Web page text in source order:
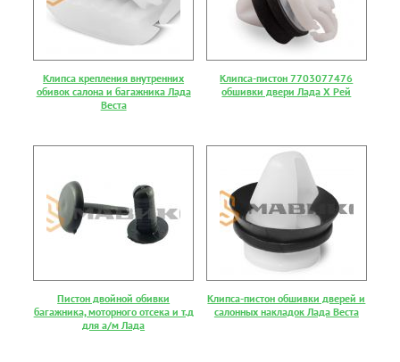
Клипса крепления внутренних
обивок салона и багажника Лада
Веста
Клипса-пистон 7703077476
обшивки двери Лада Х Рей
Пистон двойной обивки
багажника, моторного отсека и т.д
для а/м Лада
Клипса-пистон обшивки дверей и
салонных накладок Лада Веста